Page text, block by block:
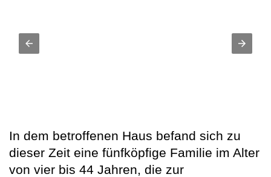
In dem betroffenen Haus befand sich zu
dieser Zeit eine fünfköpfige Familie im Alter
von vier bis 44 Jahren, die zur